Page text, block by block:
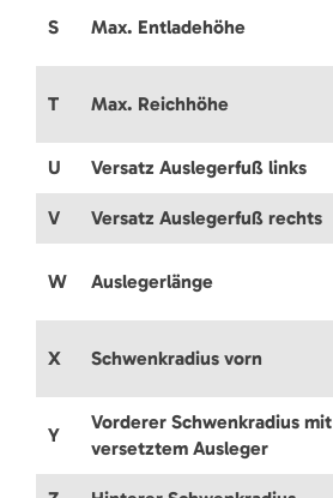
S Max. Entladehöhe
T Max. Reichhöhe
U Versatz Auslegerfuß links
V Versatz Auslegerfuß rechts
W Auslegerlänge
X Schwenkradius vorn
Y
Vorderer Schwenkradius mit
versetztem Ausleger